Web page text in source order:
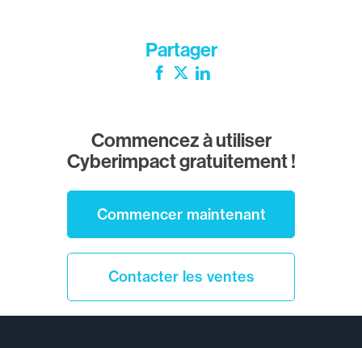
Partager
Facebook
Twitter
Commencez à utiliser
Cyberimpact gratuitement !
Commencer maintenant
Contacter les ventes